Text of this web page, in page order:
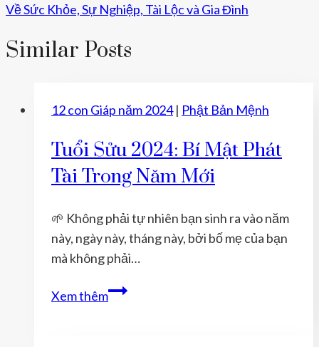
Về Sức Khỏe, Sự Nghiệp, Tài Lộc và Gia Đình
Similar Posts
12 con Giáp năm 2024| Phật Bản Mệnh
Tuổi Sửu 2024: Bí Mật Phát
Tài Trong Năm Mới
🌱 Không phải tự nhiên bạn sinh ra vào năm
này, ngày này, tháng này, bởi bố mẹ của bạn
mà không phải…
Xem thêmTuổi